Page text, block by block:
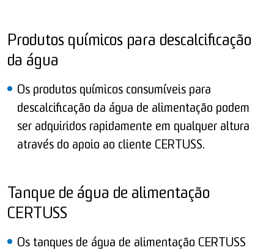
Produtos químicos para descalcificação
da água
Os produtos químicos consumíveis para
descalcificação da água de alimentação podem
ser adquiridos rapidamente em qualquer altura
através do apoio ao cliente CERTUSS.
Tanque de água de alimentação
CERTUSS
Os tanques de água de alimentação CERTUSS